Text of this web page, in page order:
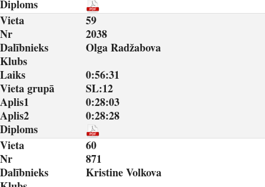
Diploms
Vieta
59
Nr
2038
Dalībnieks
Olga Radžabova
Klubs
Laiks
0:56:31
Vieta grupā
SL:12
Aplis1
0:28:03
Aplis2
0:28:28
Diploms
Vieta
60
Nr
871
Dalībnieks
Kristine Volkova